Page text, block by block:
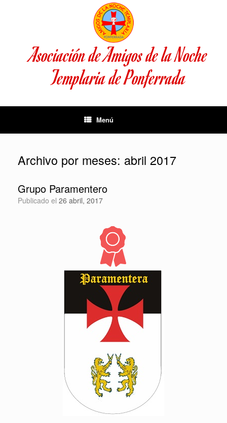
Asociación de Amigos de la Noche
Templaria de Ponferrada
Menú
Archivo por meses: abril 2017
Grupo Paramentero
Publicado el 26 abril, 2017